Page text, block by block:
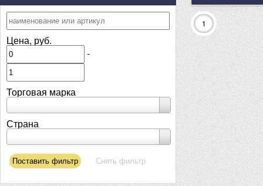
Цена, руб.
-
Торговая марка
Страна
1